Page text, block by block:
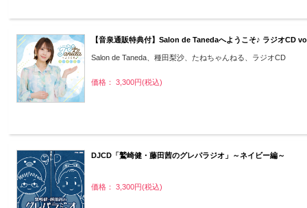
【音泉通販特典付】Salon de Tanedaへようこそ♪ ラジオCD
Salon de Taneda、種田梨沙、たねちゃんねる、ラジオCD
価格： 3,300円(税込)
DJCD「鷲崎健・藤田茜のグレパラジオ」～ネイビー編～
価格： 3,300円(税込)